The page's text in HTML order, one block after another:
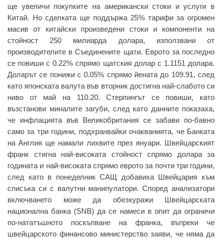
ще увеличи покупките на американски стоки и услуги в
Китай. Но сделката ще поддържа 25% тарифи за огромен
масив от китайски произведени стоки и компоненти на
стойност 250 милиарда долара, използвани от
производителите в Съединените щати. Еврото за последно
се повиши с 0.22% спрямо щатския долар с 1.1151 долара.
Доларът се понижи с 0.05% спрямо йената до 109.91, след
като японската валута във вторник достигна най-слабото си
ниво от май на 110.20. Стерлингът се повиши, като
възстанови миналите загуби, след като данните показаха,
че инфлацията във Великобритания се забави по-бавно
само за три години, подхранвайки очакванията, че Банката
на Англия ще намали лихвите през януари. Швейцарският
франк стигна най-високата стойност спрямо долара за
годината и най-високата спрямо еврото за почти три години,
след като в понеделник САЩ добавиха Швейцария към
списъка си с валутни манипулатори. Според анализатори
включването може да обезкуражи Швейцарската
национална банка (SNB) да се намеси в опит да ограничи
по-нататъшното поскъпване на франка, въпреки че
швейцарското финансово министерство заяви, че няма да